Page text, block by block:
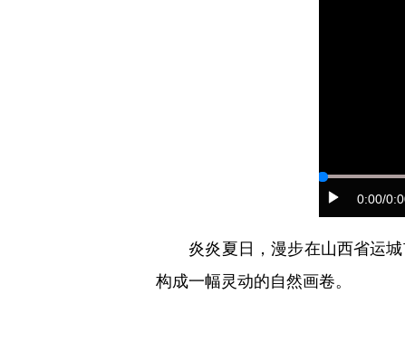
0:00/
炎炎夏日，漫步在山西省运城
构成一幅灵动的自然画卷。